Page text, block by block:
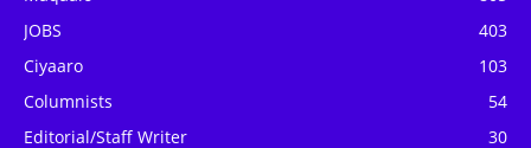
JOBS
403
Ciyaaro
103
Columnists
54
Editorial/Staff Writer
30